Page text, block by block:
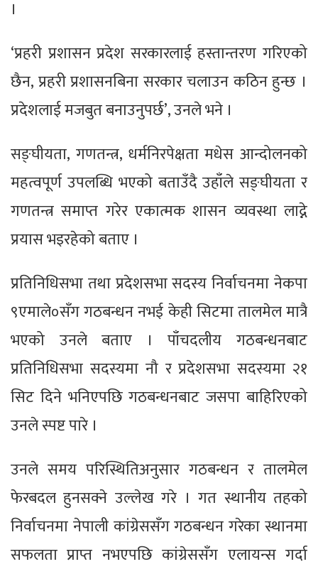
।
‘प्रहरी प्रशासन प्रदेश सरकारलाई हस्तान्तरण गरिएको
छैन, प्रहरी प्रशासनबिना सरकार चलाउन कठिन हुन्छ ।
प्रदेशलाई मजबुत बनाउनुपर्छ’, उनले भने ।
सङ्घीयता, गणतन्त्र, धर्मनिरपेक्षता मधेस आन्दोलनको
महत्वपूर्ण उपलब्धि भएको बताउँदै उहाँले सङ्घीयता र
गणतन्त्र समाप्त गरेर एकात्मक शासन व्यवस्था लाद्ने
प्रयास भइरहेको बताए ।
प्रतिनिधिसभा तथा प्रदेशसभा सदस्य निर्वाचनमा नेकपा
९एमाले०सँग गठबन्धन नभई केही सिटमा तालमेल मात्रै
भएको उनले बताए । पाँचदलीय गठबन्धनबाट
प्रतिनिधिसभा सदस्यमा नौ र प्रदेशसभा सदस्यमा २१
सिट दिने भनिएपछि गठबन्धनबाट जसपा बाहिरिएको
उनले स्पष्ट पारे ।
उनले समय परिस्थितिअनुसार गठबन्धन र तालमेल
फेरबदल हुनसक्ने उल्लेख गरे । गत स्थानीय तहको
निर्वाचनमा नेपाली कांग्रेससँग गठबन्धन गरेका स्थानमा
सफलता प्राप्त नभएपछि कांग्रेससँग एलायन्स गर्दा